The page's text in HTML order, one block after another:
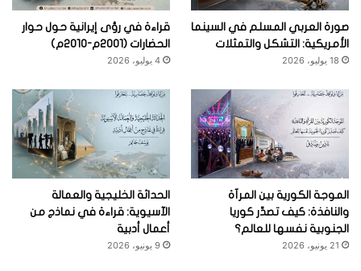
صورة العربي المسلم في السينما
الأمريكية: التشكل والتمثلات
18 يوليو، 2026
قراءة في رؤى إيرانية حول حوار
الحضارات (2001م-2010م)
4 يوليو، 2026
الموجة الكورية بين المرآة
والنافذة: كيف تصدِّر كوريا
الجنوبية نفسها للعالم؟
21 يونيو، 2026
الحداثة الخليجية والعمالة
الآسيوية: قراءة في نماذج من
أعمال أدبية
9 يونيو، 2026